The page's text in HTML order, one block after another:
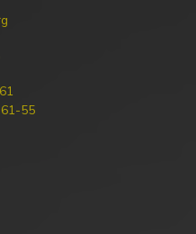
55